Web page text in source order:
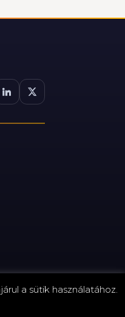
beállítások
a sütik használatához.